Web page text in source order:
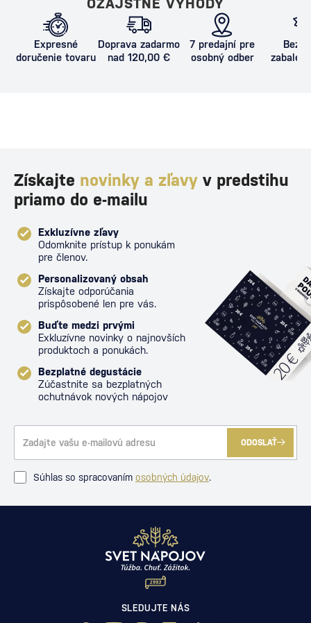
OZAJSTNÉ VÝHODY
Expresné
doručenie tovaru
Doprava zadarmo
nad 120,00 €
7 predajní pre
osobný odber
Získajte novinky a zľavy v predstihu
priamo do e-mailu
Exkluzívne zľavy
Odomknite prístup k ponukám
pre členov.
Personalizovaný obsah
Získajte odporúčania
prispôsobené len pre vás.
Buďte medzi prvými
Exkluzívne novinky o najnovších
produktoch a ponukách.
Bezplatné degustácie
Zúčastnite sa bezplatných
ochutnávok nových nápojov
ODOSLAŤ
Súhlas so spracovaním osobných údajov.
SLEDUJTE NÁS